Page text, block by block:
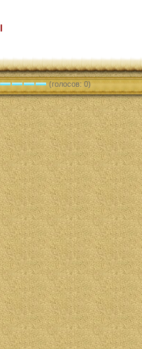
(голосов: 0)